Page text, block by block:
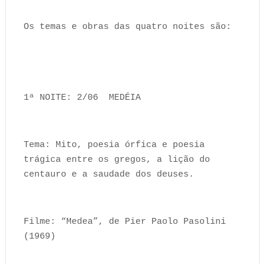
Os temas e obras das quatro noites são:
1ª NOITE: 2/06 MEDÉIA
Tema: Mito, poesia órfica e poesia
trágica entre os gregos, a lição do
centauro e a saudade dos deuses.
Filme: “Medea”, de Pier Paolo Pasolini
(1969)